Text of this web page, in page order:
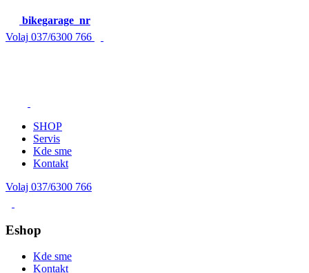
bikegarage_nr
Volaj 037/6300 766
SHOP
Servis
Kde sme
Kontakt
Volaj 037/6300 766
Eshop
Kde sme
Kontakt